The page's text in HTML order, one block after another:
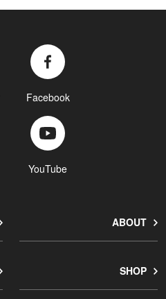
Facebook
YouTube
ABOUT
SHOP